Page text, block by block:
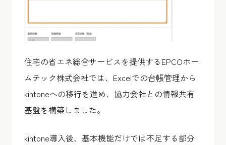
住宅の省エネ総合サービスを提供するEPCOホー
ムテック株式会社では、Excelでの台帳管理から
kintoneへの移行を進め、協力会社との情報共有
基盤を構築しました。
kintone導入後、基本機能だけでは不足する部分